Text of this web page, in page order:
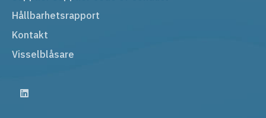
Hållbarhetsrapport
Kontakt
Visselblåsare